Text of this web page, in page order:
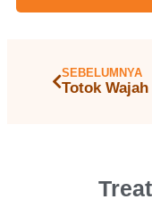
SEBELUMNYA
Totok Wajah